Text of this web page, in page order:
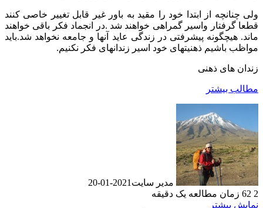
چنانچه از ابتدا خود را مقید به باور غیر قابل تغییر خاصی کنند
گرفتار واسیر گمراهی خواهند شد .در انجماد فکر باقی خواهند
هیچگونه پیشرفتی در زندگی عاید آنها و جامعه نخواهد شد.باید
باشیم ذهنیتهای خود اسیر زندانهای فکر نکنیم.
های ذهنی
بیشتر
مدیر سایت2021-01-20
زمان مطالعه یک دقیقه
بیشتر